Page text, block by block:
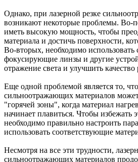
Однако, при лазерной резке
возникают некоторые проблемы. Во-
иметь высокую мощность, чтобы
материала и достичь поверхности,
Во-вторых, необходимо использовать
фокусирующие линзы и другие
отражение света и улучшить качество
Еще одной проблемой является то,
сильноотражающих материалов
"горячей зоны", когда материал
начинает плавиться. Чтобы избежать
необходимо правильно настроить
использовать соответствующие
Несмотря на все эти трудности,
сильноотражающих материалов